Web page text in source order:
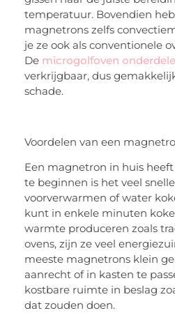
temperatuur. Bovendien
magnetrons zelfs
je ze ook als conventionele
De microgolfoven
verkrijgbaar, dus
schade.
Voordelen van een
Een magnetron in huis
te beginnen is het veel
voorverwarmen of water
kunt in enkele minuten
warmte produceren zoals
ovens, zijn ze veel
meeste magnetrons klein
aanrecht of in kasten te
kostbare ruimte in beslag
dat zouden doen.